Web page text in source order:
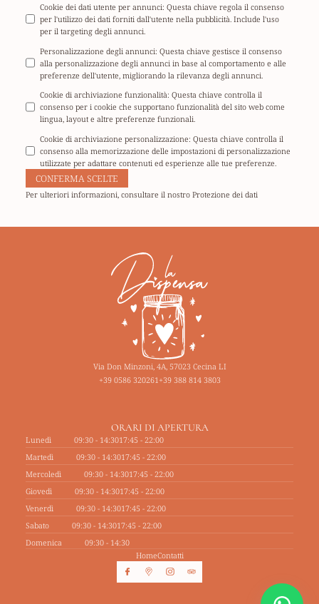
Cookie dei dati utente per annunci: Questa chiave regola il consenso
per l'utilizzo dei dati forniti dall'utente nella pubblicità. Include l'uso
per il targeting degli annunci.
Personalizzazione degli annunci: Questa chiave gestisce il consenso
alla personalizzazione degli annunci in base al comportamento e alle
preferenze dell'utente, migliorando la rilevanza degli annunci.
Cookie di archiviazione funzionalità: Questa chiave controlla il
consenso per i cookie che supportano funzionalità del sito web come
lingua, layout e altre preferenze funzionali.
Cookie di archiviazione personalizzazione: Questa chiave controlla il
consenso alla memorizzazione delle impostazioni di personalizzazione
utilizzate per adattare contenuti ed esperienze alle tue preferenze.
CONFERMA SCELTE
Per ulteriori informazioni, consultare il nostro Protezione dei dati
Via Don Minzoni, 4A, 57023 Cecina LI
+39 0586 320261 +39 388 814 3803
ORARI DI APERTURA
Lunedì 09:30 - 14:3017:45 - 22:00
Martedì
09:30 - 14:3017:45 - 22:00
Mercoledì
09:30 - 14:3017:45 - 22:00
Giovedì
09:30 - 14:3017:45 - 22:00
Venerdì
09:30 - 14:3017:45 - 22:00
Sabato
09:30 - 14:3017:45 - 22:00
Domenica
09:30 - 14:30
HomeContatti